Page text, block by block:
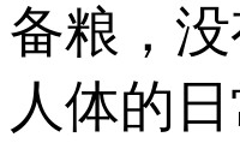
备粮，
人体的